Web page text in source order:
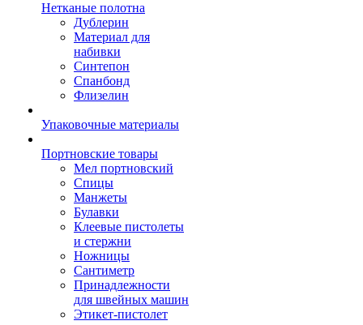
Нетканые полотна
Дублерин
Материал для
набивки
Синтепон
Спанбонд
Флизелин
Упаковочные материалы
Портновские товары
Мел портновский
Спицы
Манжеты
Булавки
Клеевые пистолеты
и стержни
Ножницы
Сантиметр
Принадлежности
для швейных машин
Этикет-пистолет